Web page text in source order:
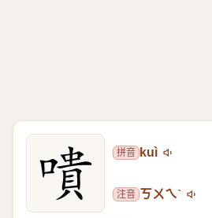
拼音 kuì
注音 ㄎㄨㄟˋ